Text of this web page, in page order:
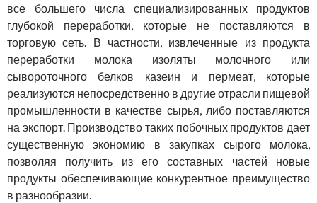
все большего числа специализированных продуктов
глубокой переработки, которые не поставляются в
торговую сеть. В частности, извлеченные из продукта
переработки молока изоляты молочного или
сывороточного белков казеин и пермеат, которые
реализуются непосредственно в другие отрасли пищевой
промышленности в качестве сырья, либо поставляются
на экспорт. Производство таких побочных продуктов дает
существенную экономию в закупках сырого молока,
позволяя получить из его составных частей новые
продукты обеспечивающие конкурентное преимущество
в разнообразии.